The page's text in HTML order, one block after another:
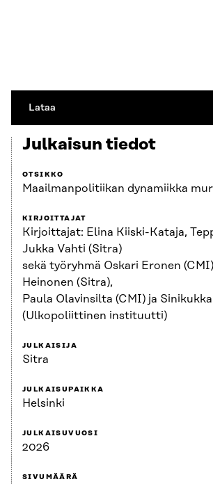
Lataa
Julkaisun tiedot
OTSIKKO
Maailmanpolitiikan dynamiikka
KIRJOITTAJAT
Kirjoittajat: Elina Kiiski-Kataja,
Jukka Vahti (Sitra)
sekä työryhmä Oskari Eronen
Heinonen (Sitra),
Paula Olavinsilta (CMI) ja
(Ulkopoliittinen instituutti)
JULKAISIJA
Sitra
JULKAISUPAIKKA
Helsinki
JULKAISUVUOSI
2026
SIVUMÄÄRÄ